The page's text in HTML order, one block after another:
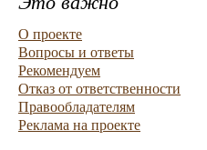
О проекте
Вопросы и ответы
Рекомендуем
Отказ от ответственности
Правообладателям
Реклама на проекте